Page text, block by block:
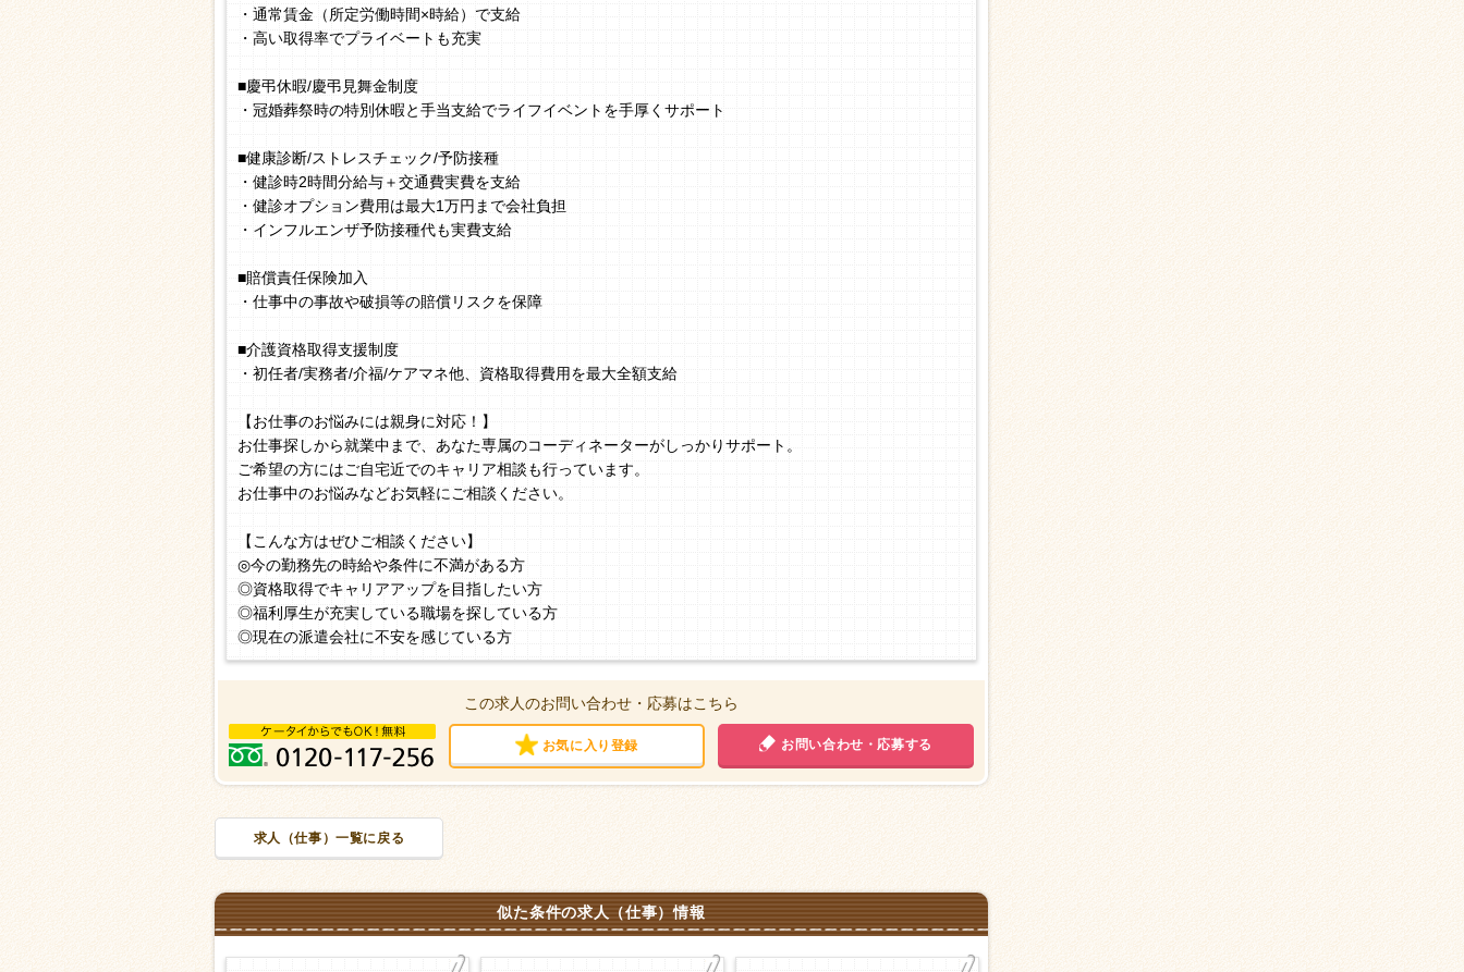
・通常賃金（所定労働時間×時給）で支給
・高い取得率でプライベートも充実
■慶弔休暇/慶弔見舞金制度
・冠婚葬祭時の特別休暇と手当支給でライフイベントを手厚くサポート
■健康診断/ストレスチェック/予防接種
・健診時2時間分給与＋交通費実費を支給
・健診オプション費用は最大1万円まで会社負担
・インフルエンザ予防接種代も実費支給
■賠償責任保険加入
・仕事中の事故や破損等の賠償リスクを保障
■介護資格取得支援制度
・初任者/実務者/介福/ケアマネ他、資格取得費用を最大全額支給
【お仕事のお悩みには親身に対応！】
お仕事探しから就業中まで、あなた専属のコーディネーターがしっかりサポート。
ご希望の方にはご自宅近でのキャリア相談も行っています。
お仕事中のお悩みなどお気軽にご相談ください。
【こんな方はぜひご相談ください】
◎今の勤務先の時給や条件に不満がある方
◎資格取得でキャリアアップを目指したい方
◎福利厚生が充実している職場を探している方
◎現在の派遣会社に不安を感じている方
この求人のお問い合わせ・応募はこちら
お気に入り登録 お問い合わせ・応募する
求人（仕事）一覧に戻る
似た条件の求人（仕事）情報